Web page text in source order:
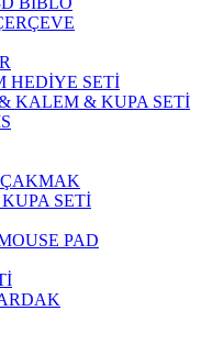
HEDİYE SETİ
KALEM & KUPA SETİ
SETİ
PAD